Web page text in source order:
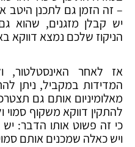
– זה הזמן גם לתכנן היטב
יש קבלן מזגנים, שהוא
הניקוז שלכם נמצא דווקא
אז לאחר
המדידות במקביל, ניתן
מאלומיניום אותם גם
להתקין דווקא משקוף סמוי
כי זה פשוט אותו הדבר:
ויש כאלה שמכנים אותם